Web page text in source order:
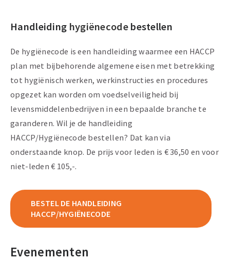
Handleiding hygiënecodebestellen
De hygiënecode is een handleiding waarmee een HACCP
plan met bijbehorende algemene eisen met betrekking
tot hygiënisch werken, werkinstructies en procedures
opgezet kan worden om voedselveiligheid bij
levensmiddelenbedrijven in een bepaalde branche te
garanderen. Wil je de handleiding
HACCP/Hygiënecode bestellen? Dat kan via
onderstaande knop. De prijs voor leden is € 36,50 en voor
niet-leden € 105,-.
BESTEL DE HANDLEIDING
HACCP/HYGIËNECODE
Evenementen